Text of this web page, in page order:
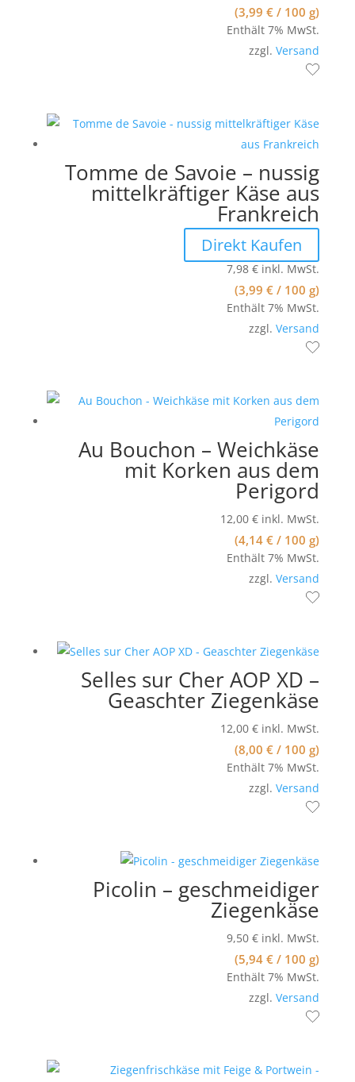
(3,99€ / 100 g)
Enthält 7% MwSt.
zzgl.Versand
Tomme de Savoie – nussig
mittelkräftiger Käse aus
Frankreich
Direkt Kaufen
7,98€ inkl. MwSt.
(3,99€ / 100 g)
Enthält 7% MwSt.
zzgl.Versand
Au Bouchon – Weichkäse
mit Korken aus dem
Perigord
12,00€ inkl. MwSt.
(4,14€ / 100 g)
Enthält 7% MwSt.
zzgl.Versand
Selles sur Cher AOP XD –
Geaschter Ziegenkäse
12,00€ inkl. MwSt.
(8,00€ / 100 g)
Enthält 7% MwSt.
zzgl.Versand
Picolin – geschmeidiger
Ziegenkäse
9,50€ inkl. MwSt.
(5,94€ / 100 g)
Enthält 7% MwSt.
zzgl.Versand